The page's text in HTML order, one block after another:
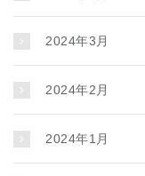
2024年3月
2024年2月
2024年1月